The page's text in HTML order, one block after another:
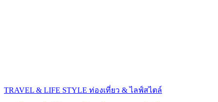
TRAVEL & LIFE STYLE ท่องเที่ยว & ไลฟ์สไตล์